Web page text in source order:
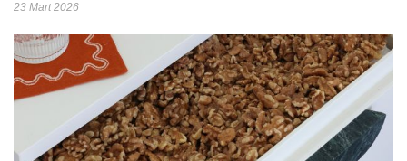
23 Mart 2026